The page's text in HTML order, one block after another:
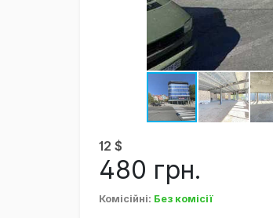
12 $
480 грн.
Комісійні: Без комісії